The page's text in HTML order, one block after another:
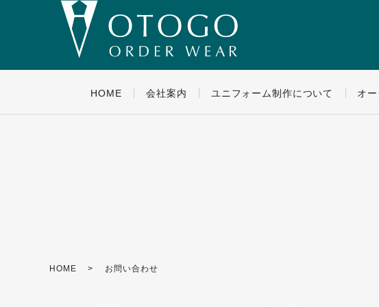
HOME 会社案内 ユニフォーム制作について オ
HOME お問い合わせ